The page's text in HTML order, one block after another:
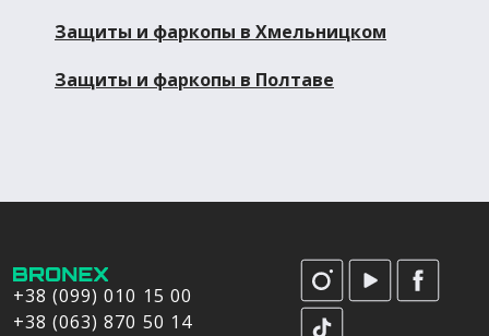
Защиты и фаркопы в Хмельницком
Защиты и фаркопы в Полтаве
+38 (099) 010 15 00
+38 (063) 870 50 14